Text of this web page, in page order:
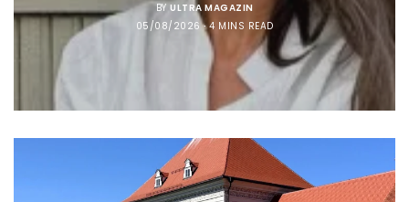
BY ULTRA MAGAZIN
05/08/2026
4 MINS READ